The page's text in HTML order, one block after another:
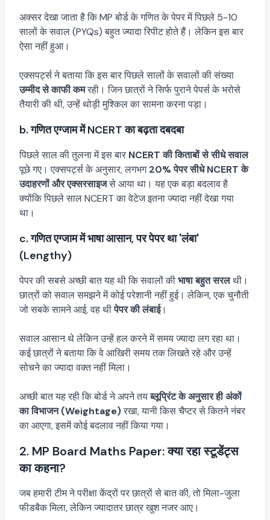
अक्सर देखा जाता है कि MP बोर्ड के गणित के पेपर में पिछले 5-10
सालों के सवाल (PYQs) बहुत ज्यादा रिपीट होते हैं। लेकिन इस बार
ऐसा नहीं हुआ।
एक्सपर्ट्स ने बताया कि इस बार पिछले सालों के सवालों की संख्या
उम्मीद से काफी कमरही। जिन छात्रों ने सिर्फ पुराने पेपर्स के भरोसे
तैयारी की थी, उन्हें थोड़ी मुश्किल का सामना करना पड़ा।
b. गणित एग्जाम में NCERT का बढ़ता दबदबा
पिछले साल की तुलना में इस बार NCERT की किताबों से सीधे सवाल
पूछे गए। एक्सपर्ट्स के अनुसार, लगभग20% पेपर सीधे NCERT के
उदाहरणों और एक्सरसाइजसे आया था। यह एक बड़ा बदलाव है
क्योंकि पिछले साल NCERT का वेटेज इतना ज्यादा नहीं देखा गया
था।
c. गणित एग्जाम में भाषा आसान, पर पेपर था 'लंबा'
(Lengthy)
पेपर की सबसे अच्छी बात यह थी कि सवालों कीभाषा बहुत सरलथी।
छात्रों को सवाल समझने में कोई परेशानी नहीं हुई। लेकिन, एक चुनौती
जो सबके सामने आई, वह थीपेपर की लंबाई।
सवाल आसान थे लेकिन उन्हें हल करने में समय ज्यादा लग रहा था।
कई छात्रों ने बताया कि वे आखिरी समय तक लिखते रहे और उन्हें
सोचने का ज्यादा वक्त नहीं मिला।
अच्छी बात यह रही कि बोर्ड ने अपने तयब्लूप्रिंट के अनुसार ही अंकों
का विभाजन (Weightage)रखा, यानी किस चैप्टर से कितने नंबर
का आएगा, इसमें कोई बदलाव नहीं किया गया।
2. MP Board Maths Paper: क्या रहा स्टूडेंट्स
का कहना?
जब हमारी टीम ने परीक्षा केंद्रों पर छात्रों से बात की, तो मिला-जुला
फीडबैक मिला, लेकिन ज्यादातर छात्र खुश नजर आए।